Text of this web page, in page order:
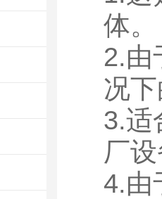
体。
2.由
况
3.适
厂
4.由